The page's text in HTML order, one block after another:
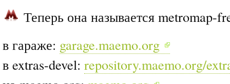
Теперь она называется metromap-
в гараже: garage.maemo.org
в extras-devel: repository.maemo.org/